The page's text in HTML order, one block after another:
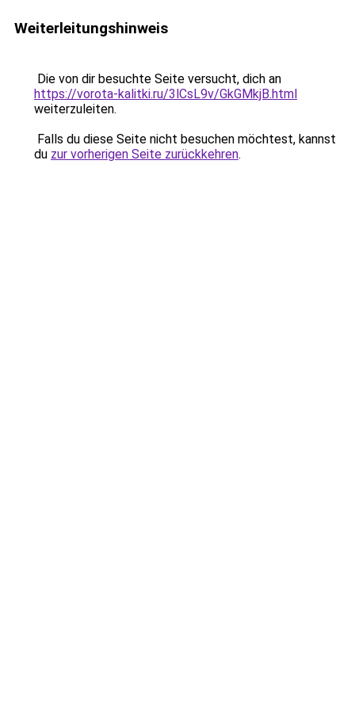
Weiterleitungshinweis
Die von dir besuchte Seite versucht, dich an
https://vorota-kalitki.ru/3lCsL9v/GkGMkjB.html
weiterzuleiten.
Falls du diese Seite nicht besuchen möchtest, kannst
du zur vorherigen Seite zurückkehren.